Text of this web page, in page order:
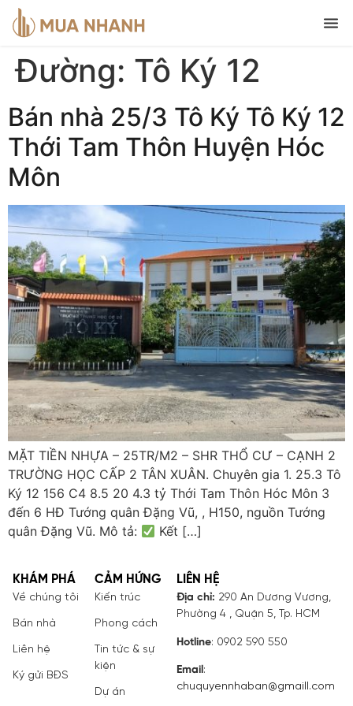
Đường: Tô Ký 12
Bán nhà 25/3 Tô Ký Tô Ký 12
Thới Tam Thôn Huyện Hóc
Môn
MẶT TIỀN NHỰA – 25TR/M2 – SHR THỔ CƯ – CẠNH 2
TRƯỜNG HỌC CẤP 2 TÂN XUÂN. Chuyên gia 1. 25.3 Tô
Ký 12 156 C4 8.5 20 4.3 tỷ Thới Tam Thôn Hóc Môn 3
đến 6 HĐ Tướng quân Đặng Vũ, , H150, nguồn Tướng
quân Đặng Vũ. Mô tả:
Kết […]
KHÁM PHÁ
Về chúng tôi
Bán nhà
Liên hệ
Ký gửi BĐS
CẢM HỨNG
Kiến trúc
Phong cách
Tin tức & sự
kiện
Dự án
LIÊN HỆ
Địa chỉ: 290 An Dương Vương,
Phường 4 , Quận 5, Tp. HCM
Hotline: 0902 590 550
Email:
chuquyennhaban@gmaill.com